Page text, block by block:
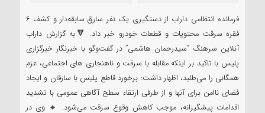
فرمانده انتظامی داراب از دستگیری یک نفر سارق سابقه‌دار و کشف ۶
فقره سرقت محتویات و قطعات خودرو خبر داد. 🔻به گزارش داراب
آنلاین سرهنگ “سیدرحمان هاشمی” در گفت‌وگو با خبرنگار خبرگزاری
پلیس با تاکید بر اینکه مقابله با سرقت و ناهنجاری های اجتماعی، عزم
همگانی را می‌طلبد، اظهار داشت: برخورد قاطع پلیس با سارقان و ایجاد
فضای ناامن برای آنها و از طرفی ارتقاء سطح آگاهی عمومی با تشدید
اقدامات پیشگیرانه، موجب کاهش وقوع سرقت می‌شود. 🔸 وی در